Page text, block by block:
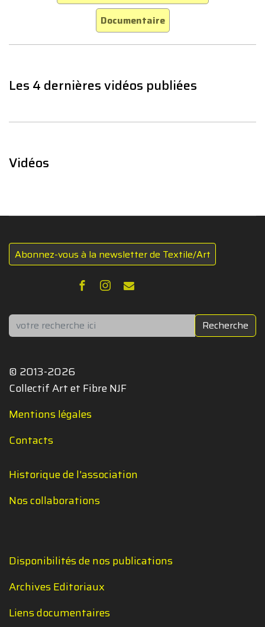
Documentaire
Les 4 dernières vidéos publiées
Vidéos
Abonnez-vous à la newsletter de Textile/Art
Rechercher Recherche
© 2013-2026
Collectif Art et Fibre NJF
Mentions légales
Contacts
Historique de l'association
Nos collaborations
Disponibilités de nos publications
Archives Editoriaux
Liens documentaires